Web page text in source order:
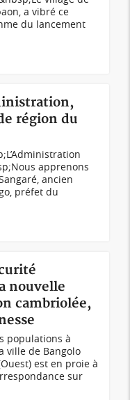
a vibré ce
du lancement
région du
apprenons
ancien
préfet du
nouvelle
cambriolée,
populations à
ville de Bangolo
est en proie à
sur